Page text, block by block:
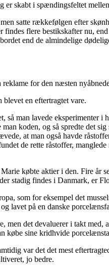
er skabt i spændingsfeltet
satte rækkefølgen efter
flere bestikskafter nu,
end de almindelige
for den næsten
en eftertragtet vare.
man lavede eksperimenter
koden, og så spredte det
at man også havde
de rette råstoffer,
købte aktier i den. Fire
stadig findes i Danmark, er
som for eksempel det
lavet på en danske
det devaluerer i takt
købe sine kridhvide
var det det mest
jo bedre.